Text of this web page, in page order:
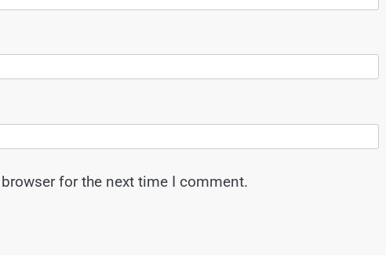
for the next time I comment.